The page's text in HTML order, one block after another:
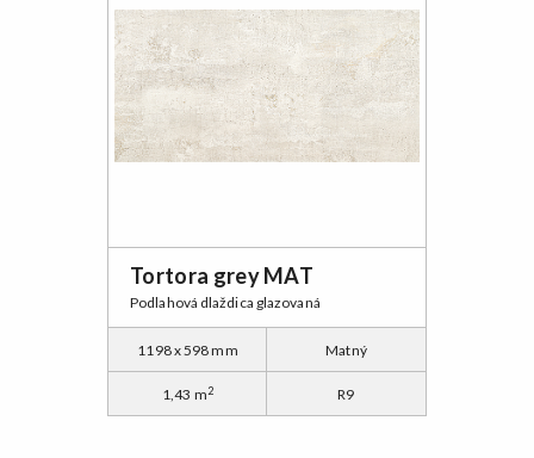
Tortora grey MAT
Podlahová dlaždica glazovaná
1198 x 598 mm Matný
1,43 m2 R9